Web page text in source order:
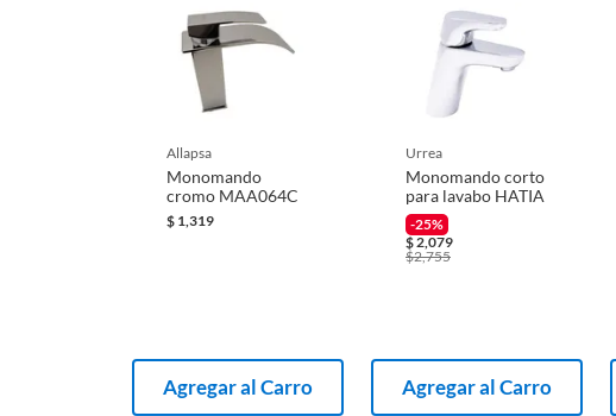
Lavamanos
allapsa
Monomando
cromo MAA064C
$ 1,319
Agregar al Carro
urrea
Monomando corto
para lavabo HATIA
-25%
$2,079
$2,755
Agregar al Carro